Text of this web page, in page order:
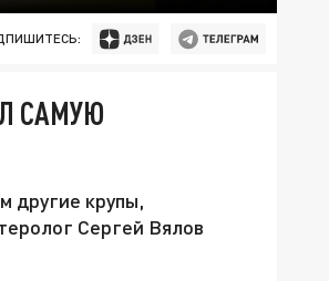
САМУЮ
другие крупы,
Сергей Вялов